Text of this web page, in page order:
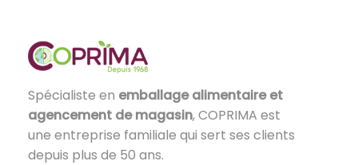
Spécialiste en emballage alimentaire et
agencement de magasin, COPRIMA est
une entreprise familiale qui sert ses clients
depuis plus de 50 ans.